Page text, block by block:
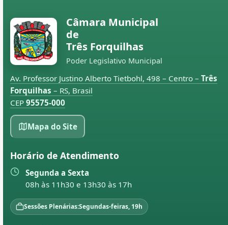
Câmara Municipal
de
Três Forquilhas
Poder Legislativo Municipal
Av. Professor Justino Alberto Tietbohl, 498 – Centro – Três
Forquilhas – RS, Brasil
CEP 95575-000
Mapa do Site
Horário de Atendimento
Segunda a Sexta
08h às 11h30 e 13h30 às 17h
Sessões Plenárias:Segundas-feiras, 19h